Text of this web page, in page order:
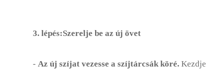
3. lépés:Szerelje be az új övet
- Az új szíjat vezesse a szíjtárcsák köré. Kezdje